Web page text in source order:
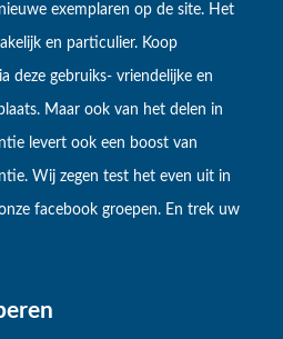
exemplaren op de site. Het
en particulier. Koop
deze gebruiks- vriendelijke en
Maar ook van het delen in
levert ook een boost van
Wij zegen test het even uit in
facebook groepen. En trek uw